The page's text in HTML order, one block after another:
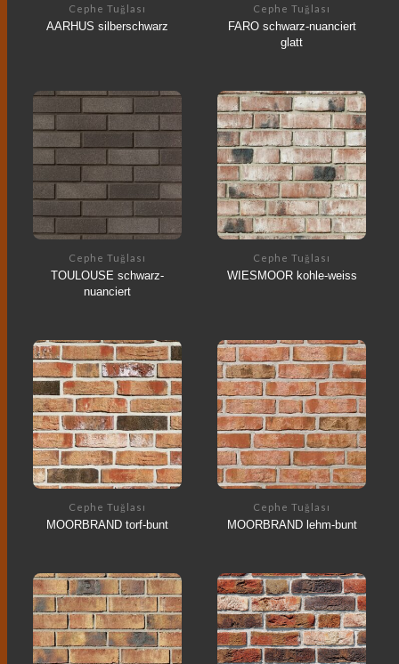
Cephe Tuğlası
AARHUS silberschwarz
Cephe Tuğlası
FARO schwarz-nuanciert
glatt
Cephe Tuğlası
TOULOUSE schwarz-
nuanciert
Cephe Tuğlası
WIESMOOR kohle-weiss
Cephe Tuğlası
MOORBRAND torf-bunt
Cephe Tuğlası
MOORBRAND lehm-bunt